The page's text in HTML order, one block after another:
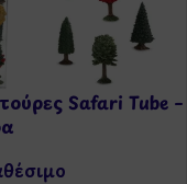
Safari Tube –